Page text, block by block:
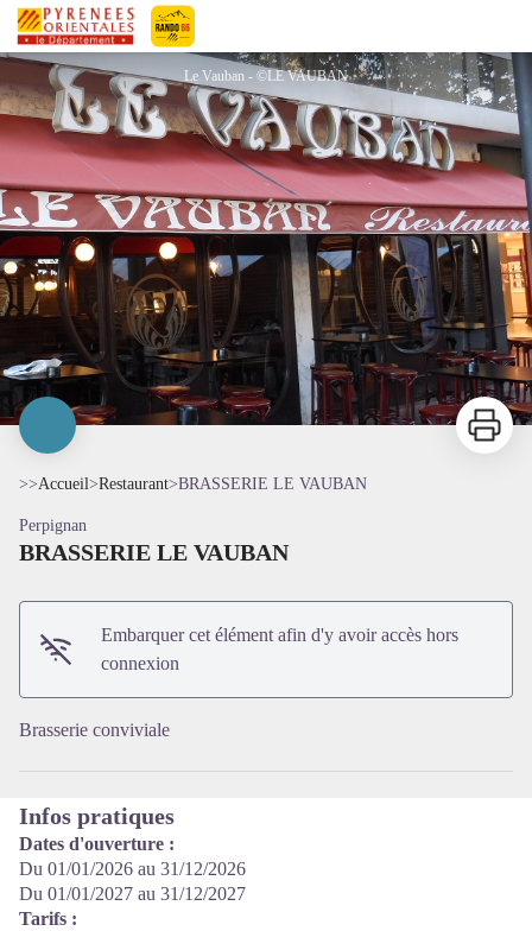
Pyrénées-Orientales Le Département
BRASSERIE LE VAUBAN
Le Vauban - ©LE VAUBAN
Voir l'image en plein écran
Imprimer
>>Accueil>Restaurant>BRASSERIE LE VAUBAN
Perpignan
BRASSERIE LE VAUBAN
Embarquer cet élément afin d'y avoir accès hors
connexion
Brasserie conviviale
Infos pratiques
Dates d'ouverture :
Du 01/01/2026 au 31/12/2026
Du 01/01/2027 au 31/12/2027
Tarifs :